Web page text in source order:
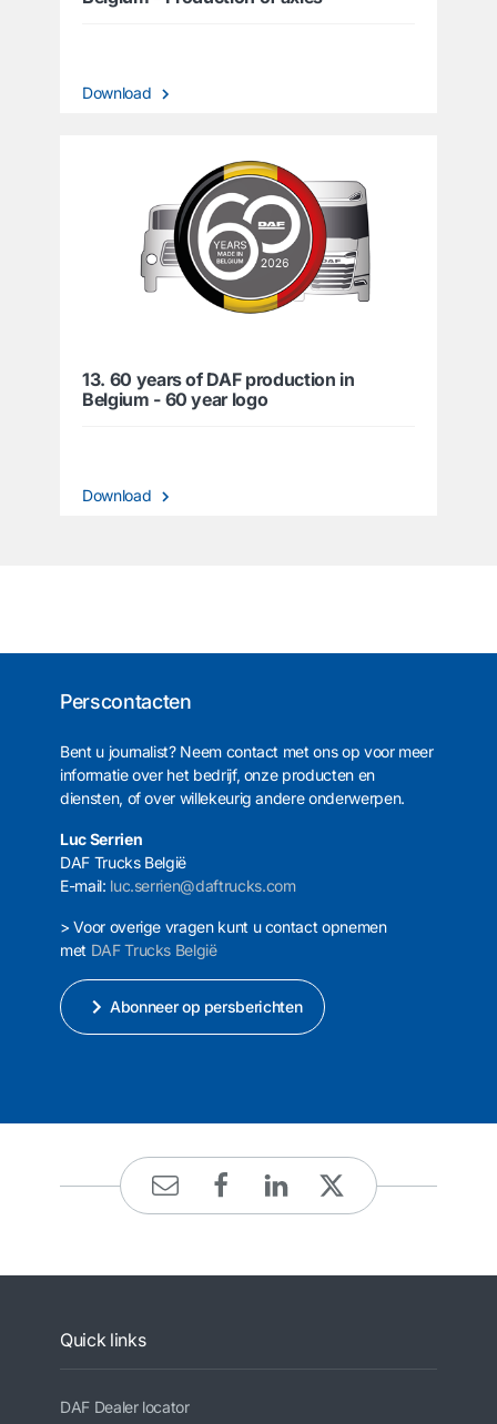
Download
13. 60 years of DAF production in
Belgium - 60 year logo
Download
Perscontacten
Bent u journalist? Neem contact met ons op voor meer
informatie over het bedrijf, onze producten en
diensten, of over willekeurig andere onderwerpen.
Luc Serrien
DAF Trucks België
E-mail: luc.serrien@daftrucks.com
> Voor overige vragen kunt u contact opnemen
met DAF Trucks België
Abonneer op persberichten
Quick links
DAF Dealer locator